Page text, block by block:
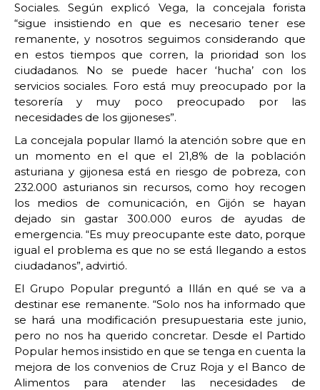
Sociales. Según explicó Vega, la concejala forista
“sigue insistiendo en que es necesario tener ese
remanente, y nosotros seguimos considerando que
en estos tiempos que corren, la prioridad son los
ciudadanos. No se puede hacer ‘hucha’ con los
servicios sociales. Foro está muy preocupado por la
tesorería y muy poco preocupado por las
necesidades de los gijoneses”.
La concejala popular llamó la atención sobre que en
un momento en el que el 21,8% de la población
asturiana y gijonesa está en riesgo de pobreza, con
232.000 asturianos sin recursos, como hoy recogen
los medios de comunicación, en Gijón se hayan
dejado sin gastar 300.000 euros de ayudas de
emergencia. “Es muy preocupante este dato, porque
igual el problema es que no se está llegando a estos
ciudadanos”, advirtió.
El Grupo Popular preguntó a Illán en qué se va a
destinar ese remanente. “Solo nos ha informado que
se hará una modificación presupuestaria este junio,
pero no nos ha querido concretar. Desde el Partido
Popular hemos insistido en que se tenga en cuenta la
mejora de los convenios de Cruz Roja y el Banco de
Alimentos para atender las necesidades de